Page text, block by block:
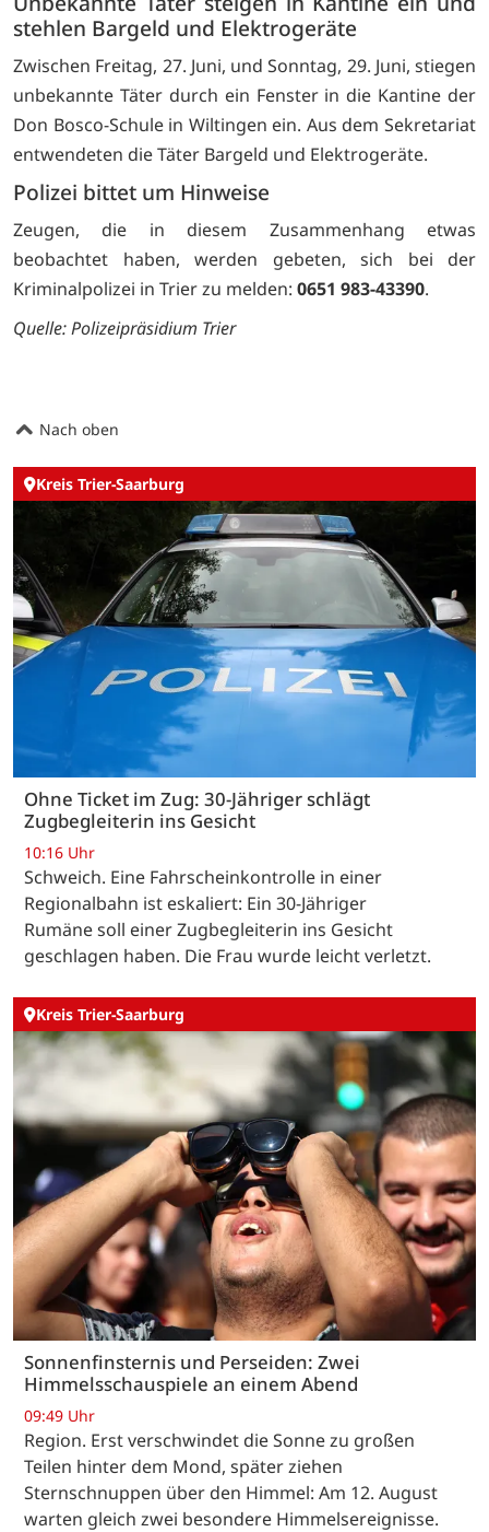
stehlen Bargeld und Elektrogeräte
Zwischen Freitag, 27. Juni, und Sonntag, 29. Juni, stiegen
unbekannte Täter durch ein Fenster in die Kantine der
Don Bosco-Schule in Wiltingen ein. Aus dem Sekretariat
entwendeten die Täter Bargeld und Elektrogeräte.
Polizei bittet um Hinweise
Zeugen, die in diesem Zusammenhang etwas
beobachtet haben, werden gebeten, sich bei der
Kriminalpolizei in Trier zu melden: 0651 983-43390.
Quelle:Polizeipräsidium Trier
Nach oben
Kreis Trier-Saarburg
Ohne Ticket im Zug: 30-Jähriger schlägt
Zugbegleiterin ins Gesicht
10:16 Uhr
Schweich. Eine Fahrscheinkontrolle in einer
Regionalbahn ist eskaliert: Ein 30-Jähriger
Rumäne soll einer Zugbegleiterin ins Gesicht
geschlagen haben. Die Frau wurde leicht verletzt.
Kreis Trier-Saarburg
Sonnenfinsternis und Perseiden: Zwei
Himmelsschauspiele an einem Abend
09:49 Uhr
Region. Erst verschwindet die Sonne zu großen
Teilen hinter dem Mond, später ziehen
Sternschnuppen über den Himmel: Am 12. August
warten gleich zwei besondere Himmelsereignisse.